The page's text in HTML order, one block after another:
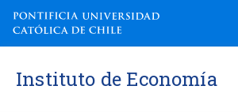
Instituto de Economía